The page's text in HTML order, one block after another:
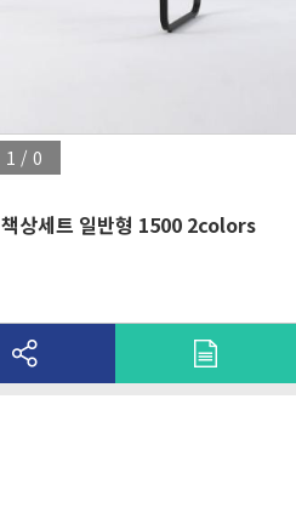
1 / 0
상세트 일반형 1500 2colors